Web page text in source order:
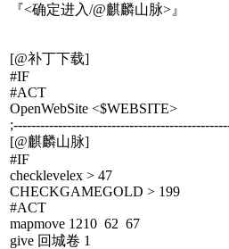
『<确定进入/@麒麟山脉>
[@补丁下载]
#IF
#ACT
OpenWebSite <$WEBSITE>
[@麒麟山脉]
#IF
checklevelex > 47
CHECKGAMEGOLD > 199
#ACT
mapmove 1210 62 67
give 回城卷 1